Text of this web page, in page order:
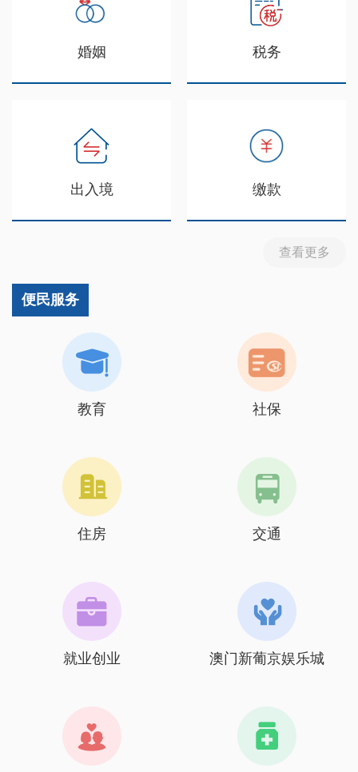
婚姻 税务
出入境 缴款
查看更多
便民服务
教育 社保
住房 交通
就业创业 澳门新葡京娱乐城